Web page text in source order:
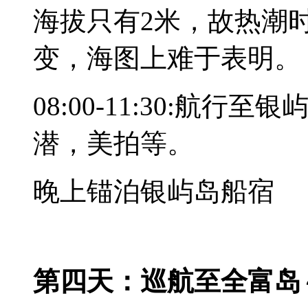
海拔只有2米，故热潮
变，海图上难于表明。
08:00-11:30:航行至银
潜，美拍等。
晚上锚泊银屿岛船宿
第四天：巡航至全富